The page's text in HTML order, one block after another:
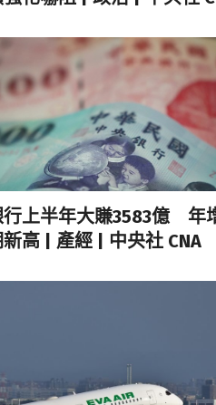
行上半年大賺3583億 年
高 | 產經 | 中央社 CNA